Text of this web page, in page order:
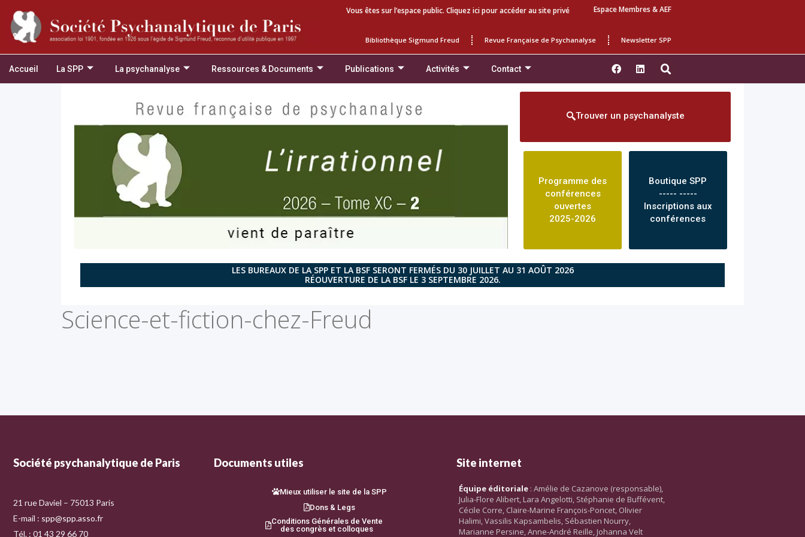
Vous êtes sur l’espace public. Cliquez ici pour accéder au site privé Espace Membres & AEF
Bibliothèque Sigmund Freud Revue Française de Psychanalyse Newsletter SPP
Accueil La SPP La psychanalyse Ressources & Documents Publications Activités Contact
Trouver un psychanalyste
Programme des
conférences
ouvertes
2025-2026
Boutique SPP
----- -----
Inscriptions aux
conférences
LES BUREAUX DE LA SPP ET LA BSF SERONT FERMÉS DU 30 JUILLET AU 31 AOÛT 2026
RÉOUVERTURE DE LA BSF LE 3 SEPTEMBRE 2026.
Science-et-fiction-chez-Freud
Société psychanalytique de Paris
21 rue Daviel – 75013 Paris
E-mail : spp@spp.asso.fr
Tél. : 01 43 29 66 70
Documents utiles
Mieux utiliser le site de la SPP
Dons & Legs
Conditions Générales de Vente
des congrès et colloques
Site internet
Équipe éditoriale : Amélie de Cazanove (responsable),
Julia-Flore Alibert, Lara Angelotti, Stéphanie de Buffévent,
Cécile Corre, Claire-Marine François-Poncet, Olivier
Halimi, Vassilis Kapsambelis, Sébastien Nourry,
Marianne Persine, Anne-André Reille, Johanna Velt